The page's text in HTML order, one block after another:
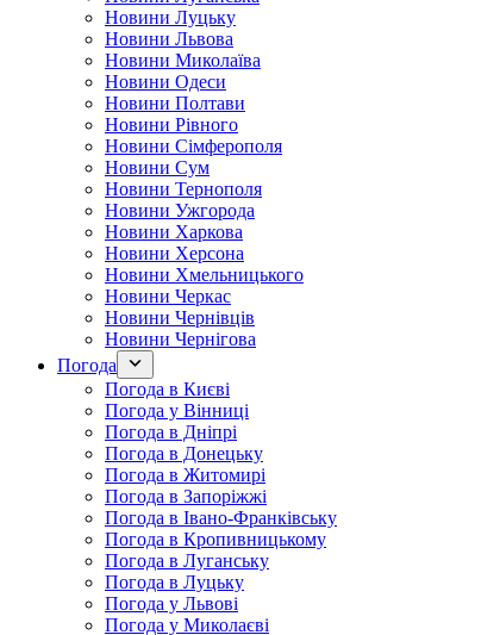
Новини Луцьку
Новини Львова
Новини Миколаїва
Новини Одеси
Новини Полтави
Новини Рівного
Новини Сімферополя
Новини Сум
Новини Тернополя
Новини Ужгорода
Новини Харкова
Новини Херсона
Новини Хмельницького
Новини Черкас
Новини Чернівців
Новини Чернігова
Погода
Погода в Києві
Погода у Вінниці
Погода в Дніпрі
Погода в Донецьку
Погода в Житомирі
Погода в Запоріжжі
Погода в Івано-Франківську
Погода в Кропивницькому
Погода в Луганську
Погода в Луцьку
Погода у Львові
Погода у Миколаєві